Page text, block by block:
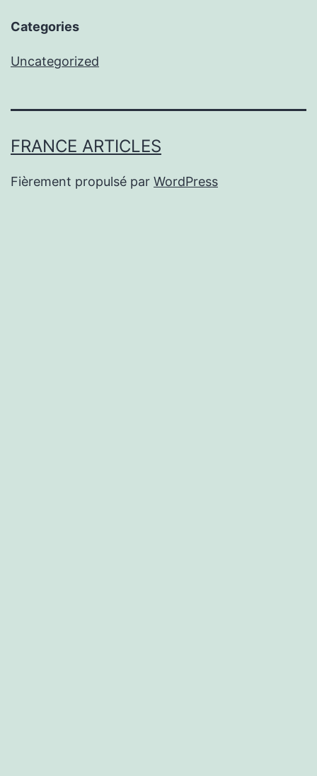
Categories
Uncategorized
FRANCE ARTICLES
Fièrement propulsé par WordPress